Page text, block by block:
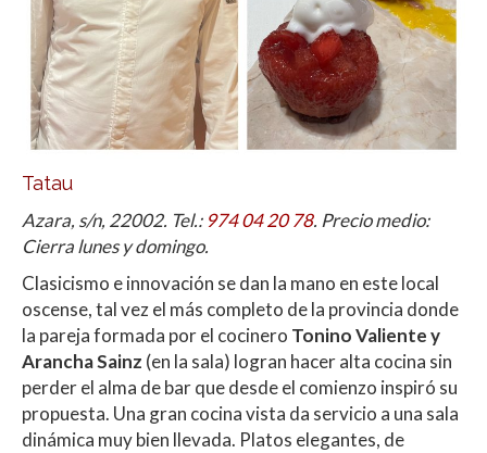
Tatau
Azara, s/n, 22002. Tel.: 974 04 20 78. Precio medio:
Cierra lunes y domingo.
Clasicismo e innovación se dan la mano en este local
oscense, tal vez el más completo de la provincia donde
la pareja formada por el cocinero Tonino Valiente y
Arancha Sainz (en la sala) logran hacer alta cocina sin
perder el alma de bar que desde el comienzo inspiró su
propuesta. Una gran cocina vista da servicio a una sala
dinámica muy bien llevada. Platos elegantes, de